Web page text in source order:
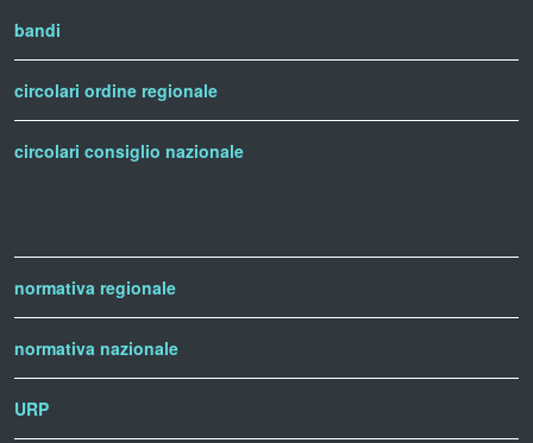
bandi
circolari ordine regionale
circolari consiglio nazionale
normativa regionale
normativa nazionale
URP